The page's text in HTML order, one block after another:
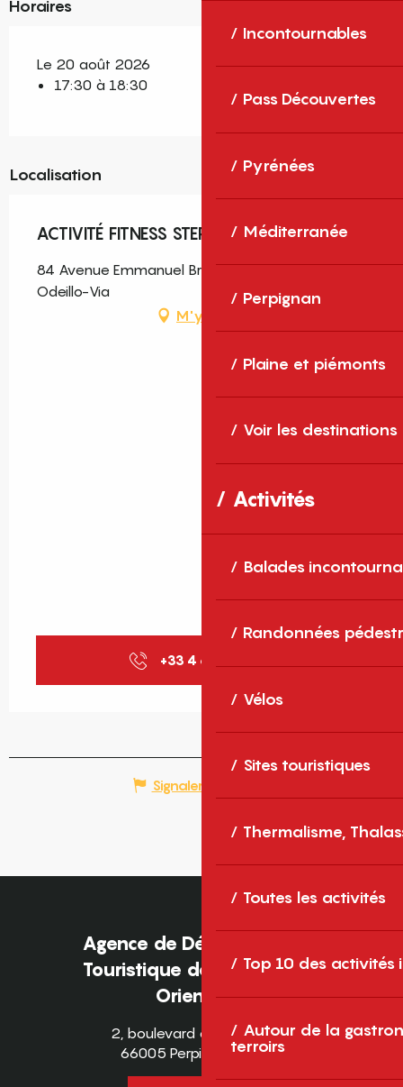
Incontournables
Pass Découvertes
Pyrénées
Méditerranée
Perpignan
Plaine et piémonts
Voir les destinations
Activités
Balades
Randonnées
Vélos
Sites touristiques
Thermalisme,
Toutes les activités
Top 10 des activités
Autour de la
terroirs
Horaires
Le 20 août 2026
17:30 à 18:30
Localisation
ACTIVITÉ FITNESS STEP - JEUDI 20 AOÛT
84 Avenue Emmanuel Brousse, Font-Romeu-
Odeillo-Via
M'y rendre
+33 4 68 30 68
Signaler une erreur
Agence de Développement
Touristique des Pyrénées-
Orientales
2, boulevard des Pyrénées
66005 Perpignan Cedex